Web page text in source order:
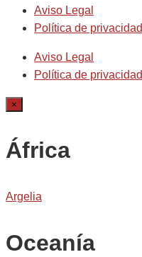
Aviso Legal
Política de privacidad
Aviso Legal
Política de privacidad
×
África
Argelia
Oceanía